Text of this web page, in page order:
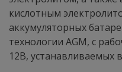
кислотным
аккумуляторных
технологии AGM, с
12В, устанавливаемых